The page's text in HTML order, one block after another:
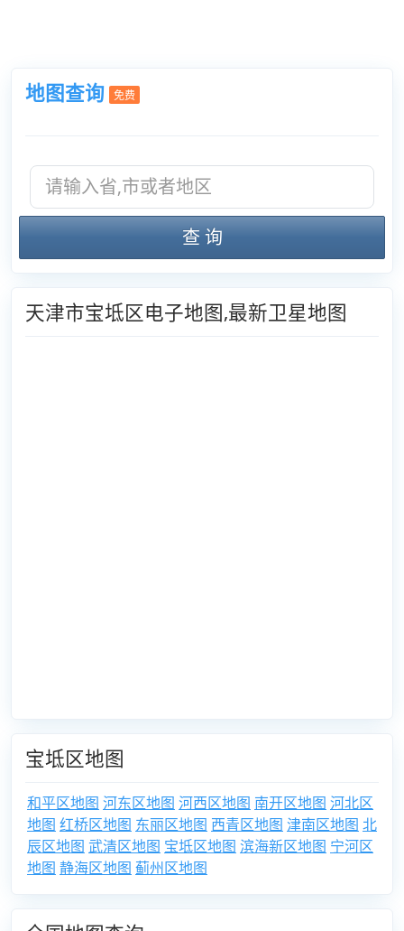
地图查询 免费
查 询
天津市宝坻区电子地图,最新卫星地图
宝坻区地图
和平区地图 河东区地图 河西区地图 南开区地图 河北区
地图 红桥区地图 东丽区地图 西青区地图 津南区地图 北
辰区地图 武清区地图 宝坻区地图 滨海新区地图 宁河区
地图 静海区地图 蓟州区地图